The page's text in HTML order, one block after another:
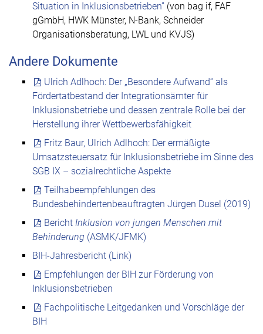
Situation in Inklusionsbetrieben” (von bag if, FAF
gGmbH, HWK Münster, N-Bank, Schneider
Organisationsberatung, LWL und KVJS)
Andere Dokumente
Ulrich Adlhoch: Der „Besondere Aufwand“ als
Fördertatbestand der Integrationsämter für
Inklusionsbetriebe und dessen zentrale Rolle bei der
Herstellung ihrer Wettbewerbsfähigkeit
Fritz Baur, Ulrich Adlhoch: Der ermäßigte
Umsatzsteuersatz für Inklusionsbetriebe im Sinne des
SGB IX – sozialrechtliche Aspekte
Teilhabeempfehlungen des
Bundesbehindertenbeauftragten Jürgen Dusel (2019)
BerichtInklusion von jungen Menschen mit
Behinderung (ASMK/JFMK)
BIH-Jahresbericht (Link)
Empfehlungen der BIH zur Förderung von
Inklusionsbetrieben
Fachpolitische Leitgedanken und Vorschläge der
BIH